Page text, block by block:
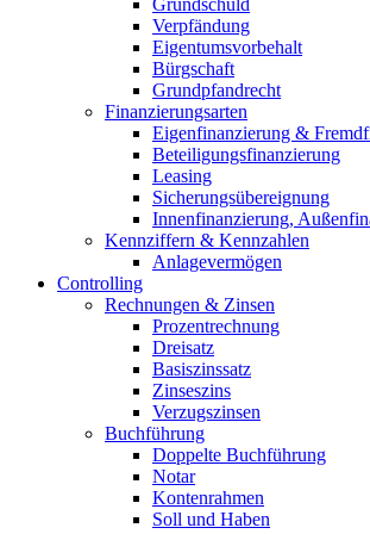
Verpfändung
Eigentumsvorbehalt
Bürgschaft
Grundpfandrecht
Finanzierungsarten
Eigenfinanzierung &
Beteiligungsfinanzierung
Leasing
Sicherungsübereignung
Innenfinanzierung,
Kennziffern & Kennzahlen
Anlagevermögen
Controlling
Rechnungen & Zinsen
Prozentrechnung
Dreisatz
Basiszinssatz
Zinseszins
Verzugszinsen
Buchführung
Doppelte Buchführung
Notar
Kontenrahmen
Soll und Haben